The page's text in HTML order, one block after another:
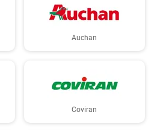
Auchan
Coviran